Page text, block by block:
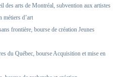
arts de Montréal, subvention aux artistes
métiers d’art
frontière, bourse de création Jeunes
du Québec, bourse Acquisition et mise en